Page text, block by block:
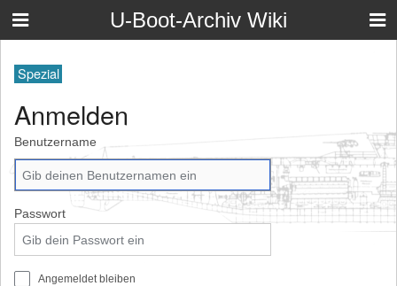
U-Boot-Archiv Wiki
Spezial
Anmelden
Benutzername
Passwort
Angemeldet bleiben